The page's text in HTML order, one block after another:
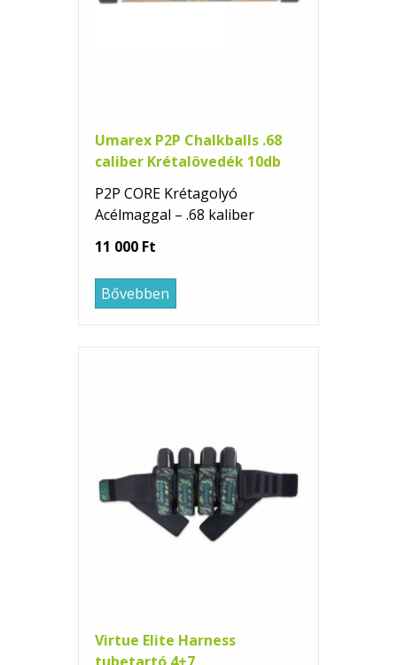
Umarex P2P Chalkballs .68
caliber Krétalövedék 10db
P2P CORE Krétagolyó
Acélmaggal – .68 kaliber
11 000 Ft
Bővebben
Virtue Elite Harness